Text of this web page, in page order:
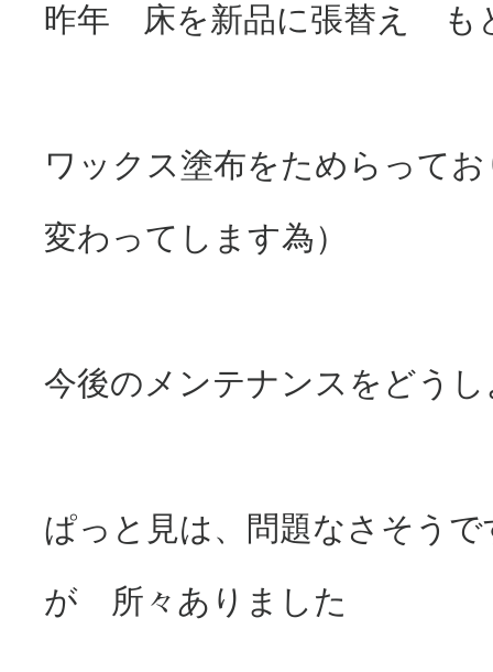
昨年 床を新品に張替え も
ワックス塗布をためらって
変わってします為）
今後のメンテナンスをどう
ぱっと見は、問題なさそう
が 所々ありました